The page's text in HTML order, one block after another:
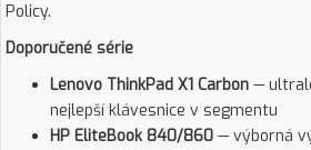
Policy.
Doporučené série
Lenovo ThinkPad X1 Carbon —
nejlepší klávesnice v segmentu
HP EliteBook 840/860 — výborná